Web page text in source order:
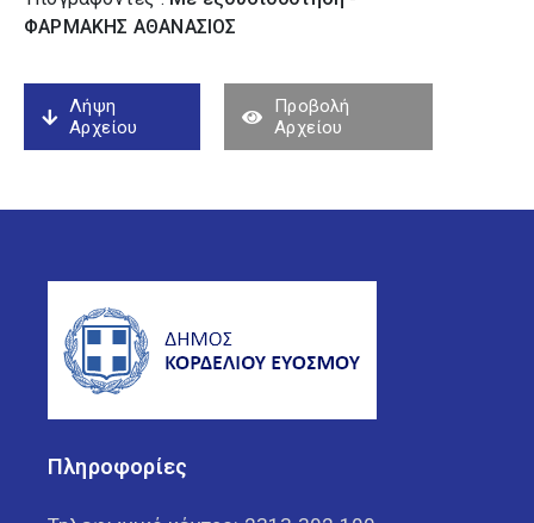
ΦΑΡΜΑΚΗΣ ΑΘΑΝΑΣΙΟΣ
Λήψη
Αρχείου
Προβολή
Αρχείου
Πληροφορίες